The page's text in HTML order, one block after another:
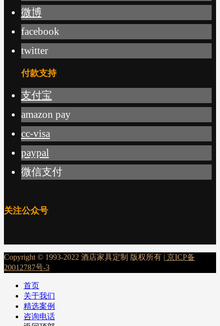
微博
facebook
twitter
付款支持
支付宝
amazon pay
cc-visa
paypal
微信支付
关注公众号
Copyright © 1993-2022 酒店家具定制 版权所有 | 京ICP备
20012787号-3
首页
关于我们
精选案例
咨询电话